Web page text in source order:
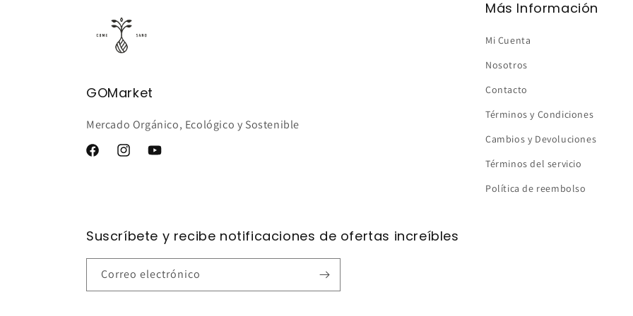
GOMarket
Mercado Orgánico, Ecológico y Sostenible
FacebookInstagramYouTube
Más Información
Mi Cuenta
Nosotros
Contacto
Términos y Condiciones
Cambios y Devoluciones
Términos del servicio
Política de reembolso
Suscríbete y recibe notificaciones de ofertas increíbles
Correo electrónico